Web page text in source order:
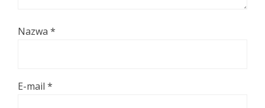
Nazwa *
E-mail *